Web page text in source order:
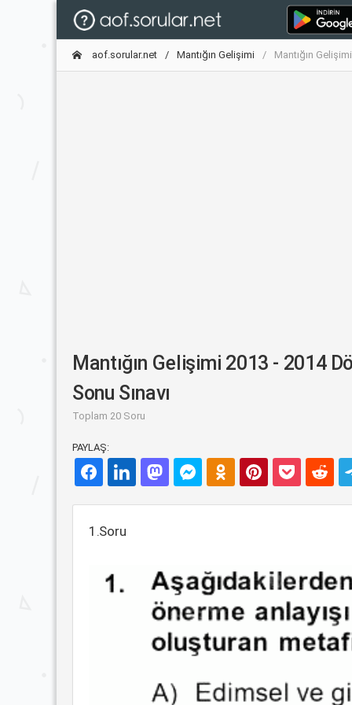
aof.sorular.net Mantığın Gelişimi Mantığın
Mantığın Gelişimi 2013 - 2014
Sonu Sınavı
Toplam 20 Soru
PAYLAŞ:
1.Soru